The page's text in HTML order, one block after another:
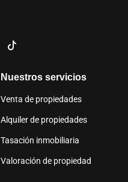
Nuestros servicios
Venta de propiedades
Alquiler de propiedades
Tasación inmobiliaria
Valoración de propiedad